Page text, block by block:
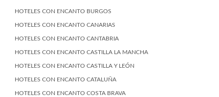
HOTELES CON ENCANTO BURGOS
HOTELES CON ENCANTO CANARIAS
HOTELES CON ENCANTO CANTABRIA
HOTELES CON ENCANTO CASTILLA LA MANCHA
HOTELES CON ENCANTO CASTILLA Y LEÓN
HOTELES CON ENCANTO CATALUÑA
HOTELES CON ENCANTO COSTA BRAVA